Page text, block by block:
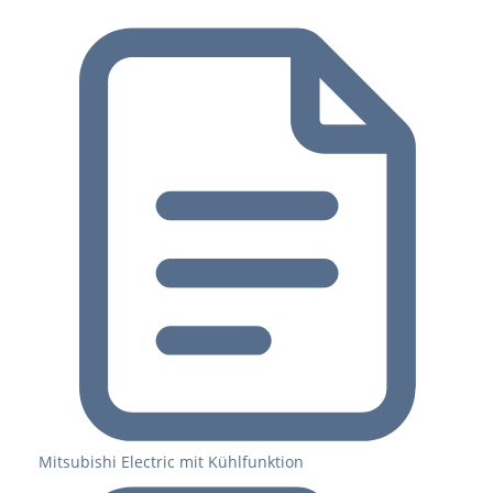
Mitsubishi Electric mit Kühlfunktion